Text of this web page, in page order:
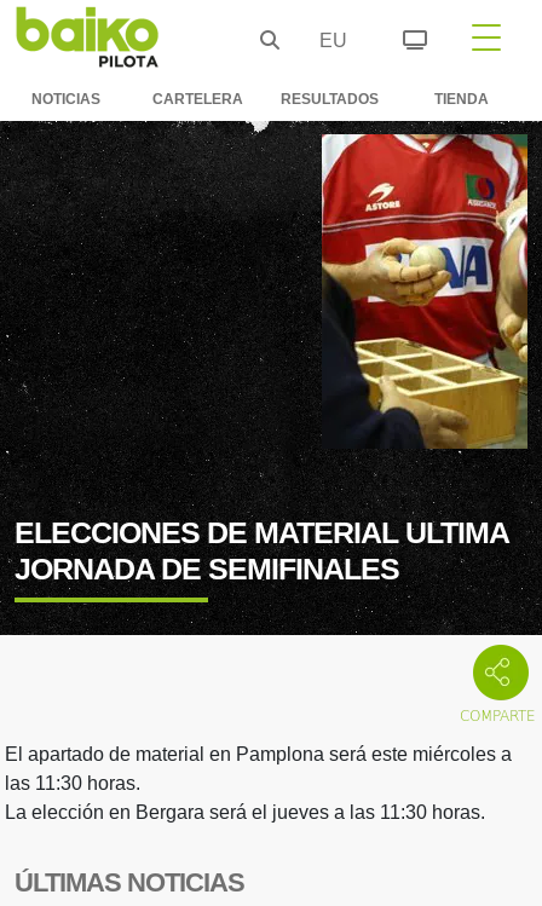
EU
NOTICIAS CARTELERA RESULTADOS TIENDA
ELECCIONES DE MATERIAL ULTIMA
JORNADA DE SEMIFINALES
El apartado de material en Pamplona será este miércoles a
las 11:30 horas.
La elección en Bergara será el jueves a las 11:30 horas.
ÚLTIMAS NOTICIAS